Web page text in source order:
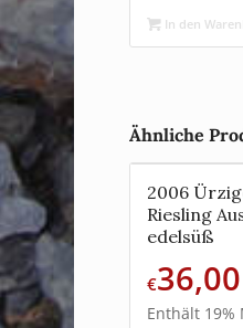
In den
Ähnliche
2006
Riesling
edelsüß
€36,00
Enthält 19%